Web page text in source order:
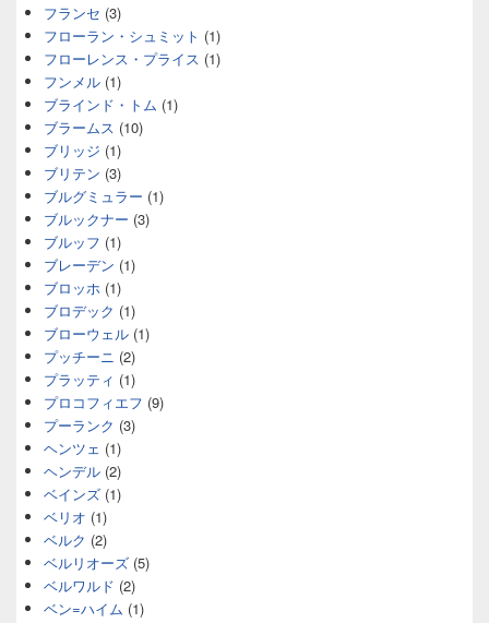
フランセ (3)
フローラン・シュミット (1)
フローレンス・プライス (1)
フンメル (1)
ブラインド・トム (1)
ブラームス (10)
ブリッジ (1)
ブリテン (3)
ブルグミュラー (1)
ブルックナー (3)
ブルッフ (1)
ブレーデン (1)
ブロッホ (1)
ブロデック (1)
ブローウェル (1)
プッチーニ (2)
プラッティ (1)
プロコフィエフ (9)
プーランク (3)
ヘンツェ (1)
ヘンデル (2)
ベインズ (1)
ベリオ (1)
ベルク (2)
ベルリオーズ (5)
ベルワルド (2)
ベン=ハイム (1)